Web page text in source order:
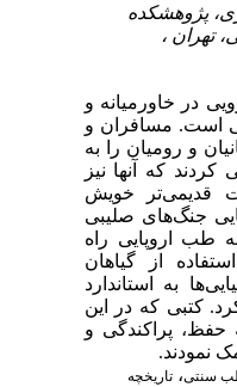
پژوهشکده
تهران ،
در خاورمیانه و
است. مسافران و
و رومیان را به
که آنها نیز
قدیمی‌تر خویش
جنگ‌های صلیبی
طب اروپایی راه
از گیاهان
به استاندارد
کتبی که در این
حفظ، پراکندگی و
نمودند.
سنتی، تاریخچه